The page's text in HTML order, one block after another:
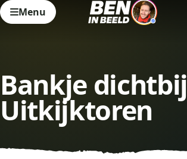
Menu
Bankje dichtbij
Uitkijktoren